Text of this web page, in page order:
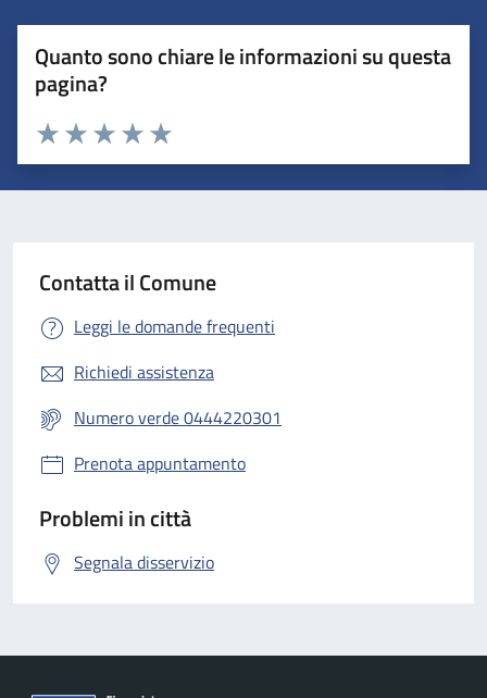
Quanto sono chiare le informazioni su questa
pagina?
Valuta 5 stelle su 5
Valuta 4 stelle su 5
Valuta 3 stelle su 5
Valuta 2 stelle su 5
Valuta 1 stelle su 5
Contatta il Comune
Leggi le domande frequenti
Richiedi assistenza
Numero verde 0444220301
Prenota appuntamento
Problemi in città
Segnala disservizio